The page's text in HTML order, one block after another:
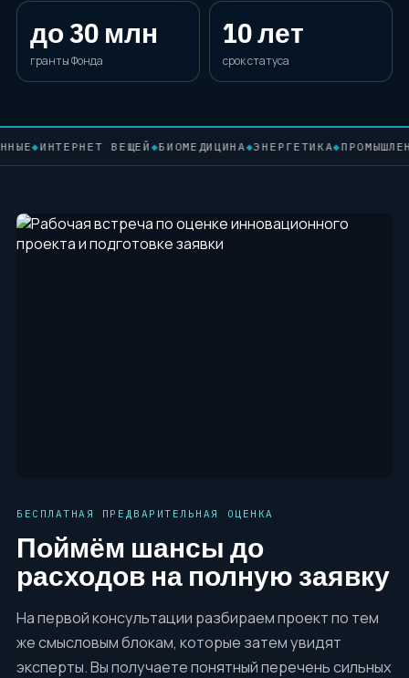
до 30 млн
гранты Фонда
10 лет
срок статуса
ВЕЩЕЙ◆БИОМЕДИЦИНА◆ЭНЕРГЕТИКА◆ПРОМЫШЛЕННЫЕ
БЕСПЛАТНАЯ ПРЕДВАРИТЕЛЬНАЯ ОЦЕНКА
Поймём шансы до
расходов на полную заявку
На первой консультации разбираем проект по тем
же смысловым блокам, которые затем увидят
эксперты. Вы получаете понятный перечень сильных